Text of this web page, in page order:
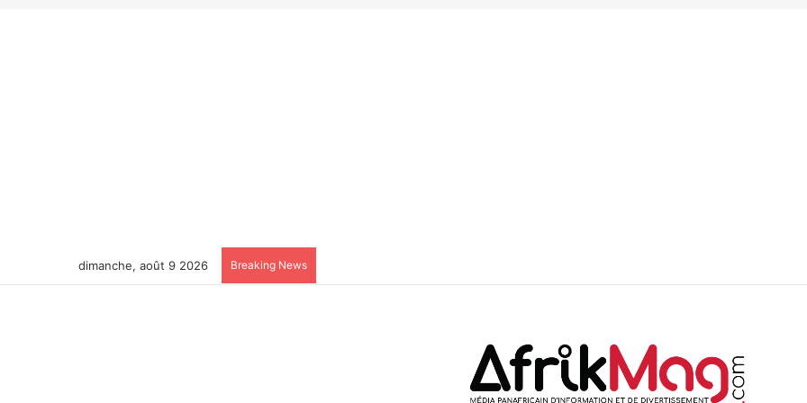
dimanche, août 9 2026 Breaking News